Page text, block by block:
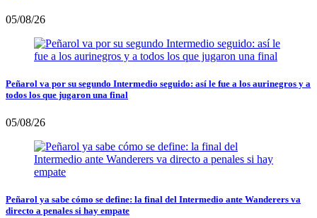
05/08/26
Peñarol va por su segundo Intermedio seguido: así le fue a los aurinegros y a
todos los que jugaron una final
05/08/26
Peñarol ya sabe cómo se define: la final del Intermedio ante Wanderers va
directo a penales si hay empate